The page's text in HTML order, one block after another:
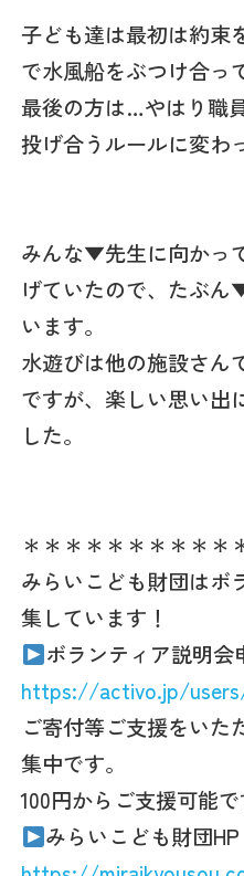
子ども達は最初は約束
で水風船をぶつけ合っ
最後の方は…やはり職
投げ合うルールに変わ
みんな▼先生に向かっ
げていたので、たぶ
います。
水遊びは他の施設さん
ですが、楽しい思い出
した。
＊＊＊＊＊＊＊＊＊＊
みらいこども財団はボ
集しています！
ボランティア説明
https://activo.jp/
ご寄付等ご支援をいた
集中です。
100円からご支援可能で
みらいこども財団